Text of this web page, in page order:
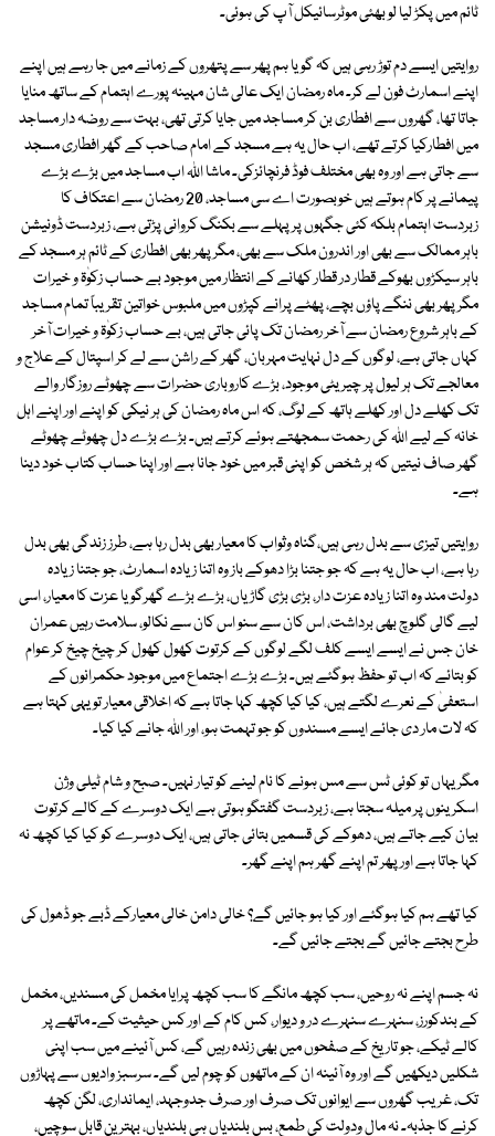
ٹائم میں پکڑ لیا لو بھئی موٹرسائیکل آپ کی ہوئی۔
روایتیں ایسے دم توڑ رہی ہیں کہ گویا ہم پھر سے پتھروں کے زمانے میں جا رہے ہیں اپنے
اپنے اسمارٹ فون لے کر۔ ماہ رمضان ایک عالی شان مہینہ پورے اہتمام کے ساتھ منایا
جاتا تھا، گھروں سے افطاری بن کر مساجد میں جایا کرتی تھی، بہت سے روضہ دار مساجد
میں افطارکیا کرتے تھے، اب حال یہ ہے مسجد کے امام صاحب کے گھر افطاری مسجد
سے جاتی ہے اور وہ بھی مختلف فوڈ فرنچائزکی۔ ماشا اللہ اب مساجد میں بڑے بڑے
پیمانے پر کام ہوتے ہیں خوبصورت اے سی مساجد، 20 رمضان سے اعتکاف کا
زبردست اہتمام بلکہ کئی جگہوں پر پہلے سے بکنگ کروانی پڑتی ہے، زبردست ڈونیشن
باہر ممالک سے بھی اور اندرون ملک سے بھی، مگر پھر بھی افطاری کے ٹائم ہر مسجد کے
باہر سیکڑوں بھوکے قطار در قطار کھانے کے انتظار میں موجود بے حساب زکوٰۃ و خیرات
مگر پھر بھی ننگے پاؤں بچے، پھٹے پرانے کپڑوں میں ملبوس خواتین تقریباً تمام مساجد
کے باہر شروع رمضان سے آخر رمضان تک پائی جاتی ہیں، بے حساب زکوٰۃ و خیرات آخر
کہاں جاتی ہے، لوگوں کے دل نہایت مہربان، گھر کے راشن سے لے کر اسپتال کے علاج و
معالجے تک ہر لیول پر چیریٹی موجود، بڑے کاروباری حضرات سے چھوٹے روزگار والے
تک کھلے دل اور کھلے ہاتھ کے لوگ، کہ اس ماہ رمضان کی ہر نیکی کو اپنے اور اپنے اہل
خانہ کے لیے اللہ کی رحمت سمجھتے ہوئے کرتے ہیں۔ بڑے بڑے دل چھوٹے چھوٹے
گھر صاف نیتیں کہ ہر شخص کو اپنی قبر میں خود جانا ہے اور اپنا حساب کتاب خود دینا
ہے۔
روایتیں تیزی سے بدل رہی ہیں،گناہ وثواب کا معیار بھی بدل رہا ہے، طرز زندگی بھی بدل
رہا ہے، اب حال یہ ہے کہ جو جتنا بڑا دھوکے باز وہ اتنا زیادہ اسمارٹ، جو جتنا زیادہ
دولت مند وہ اتنا زیادہ عزت دار، بڑی بڑی گاڑیاں، بڑے بڑے گھرگویا عزت کا معیار، اسی
لیے گالی گلوچ بھی برداشت، اس کان سے سنو اس کان سے نکالو، سلامت رہیں عمران
خان جس نے ایسے ایسے کلف لگے لوگوں کے کرتوت کھول کھول کر چیخ چیخ کر عوام
کو بتائے کہ اب تو حفظ ہوگئے ہیں۔ بڑے بڑے اجتماع میں موجود حکمرانوں کے
استعفیٰ کے نعرے لگتے ہیں، کیا کیا کچھ کہا جاتا ہے کہ اخلاقی معیار تو یہی کہتا ہے
کہ لات مار دی جائے ایسے مسندوں کو جو تہمت ہو، اور اللہ جانے کیا کیا۔
مگر یہاں تو کوئی ٹس سے مس ہونے کا نام لینے کو تیار نہیں۔ صبح و شام ٹیلی وژن
اسکرینوں پر میلہ سجتا ہے، زبردست گفتگو ہوتی ہے ایک دوسرے کے کالے کرتوت
بیان کیے جاتے ہیں، دھوکے کی قسمیں بتائی جاتی ہیں، ایک دوسرے کو کیا کیا کچھ نہ
کہا جاتا ہے اور پھر تم اپنے گھر ہم اپنے گھر۔
کیا تھے ہم کیا ہوگئے اور کیا ہو جائیں گے؟ خالی دامن خالی معیارکے ڈبے جو ڈھول کی
طرح بجتے جائیں گے بجتے جائیں گے۔
نہ جسم اپنے نہ روحیں، سب کچھ مانگے کا سب کچھ پرایا مخمل کی مسندیں، مخمل
کے بندکورز، سنہرے سنہرے در و دیوار، کس کام کے اور کس حیثیت کے۔ ماتھے پر
کالے ٹیکے، جو تاریخ کے صفحوں میں بھی زندہ رہیں گے، کس آئینے میں سب اپنی
شکلیں دیکھیں گے اور وہ آئینہ ان کے ماتھوں کو چوم لیں گے۔ سرسبز وادیوں سے پہاڑوں
تک، غریب گھروں سے ایوانوں تک صرف اور صرف جدوجہد، ایمانداری، لگن کچھ
کرنے کا جذبہ۔ نہ مال ودولت کی طمع، بس بلندیاں ہی بلندیاں، بہترین قابل سوچیں،